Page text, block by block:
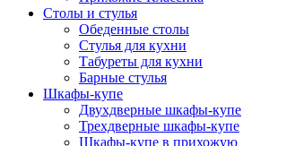
Столы и стулья
Обеденные столы
Стулья для кухни
Табуреты для кухни
Барные стулья
Шкафы-купе
Двухдверные шкафы-купе
Трехдверные шкафы-купе
Шкафы-купе в прихожую